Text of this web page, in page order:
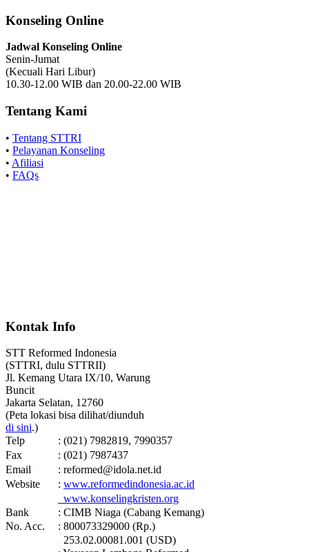
Konseling Online
Jadwal Konseling Online
Senin-Jumat
(Kecuali Hari Libur)
10.30-12.00 WIB dan 20.00-22.00 WIB
Tentang Kami
• Tentang STTRI
• Pelayanan Konseling
• Afiliasi
• FAQs
Kontak Info
STT Reformed Indonesia
(STTRI, dulu STTRII)
Jl. Kemang Utara IX/10, Warung
Buncit
Jakarta Selatan, 12760
(Peta lokasi bisa dilihat/diunduh
di sini.)
Telp
: (021) 7982819, 7990357
Fax
: (021) 7987437
Email
: reformed@idola.net.id
Website
: www.reformedindonesia.ac.id
www.konselingkristen.org
Bank
: CIMB Niaga (Cabang Kemang)
No. Acc.
: 800073329000 (Rp.)
253.02.00081.001 (USD)